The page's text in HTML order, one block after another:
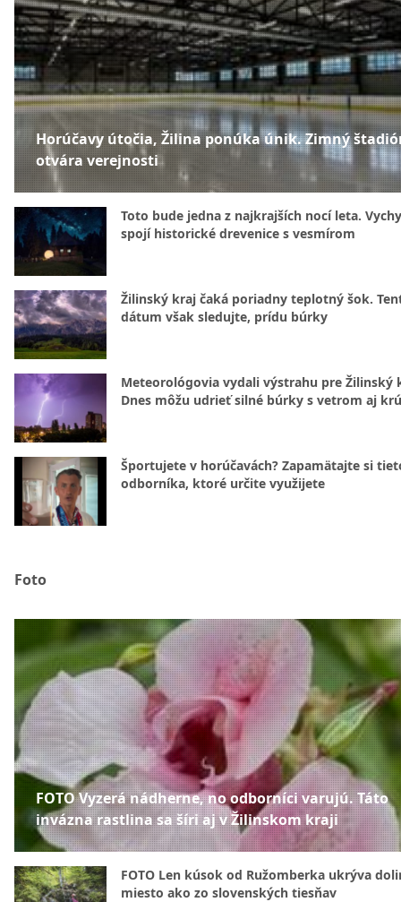
Horúčavy útočia, Žilina ponúka únik. Zimný
otvára verejnosti
Toto bude jedna z najkrajších nocí leta.
spojí historické drevenice s vesmírom
Žilinský kraj čaká poriadny teplotný šok.
dátum však sledujte, prídu búrky
Meteorológovia vydali výstrahu pre Žilinský
Dnes môžu udrieť silné búrky s vetrom aj
Športujete v horúčavách? Zapamätajte si
odborníka, ktoré určite využijete
Foto
FOTO Vyzerá nádherne, no odborníci varujú. Táto
invázna rastlina sa šíri aj v Žilinskom kraji
FOTO Len kúsok od Ružomberka ukrýva
miesto ako zo slovenských tiesňav